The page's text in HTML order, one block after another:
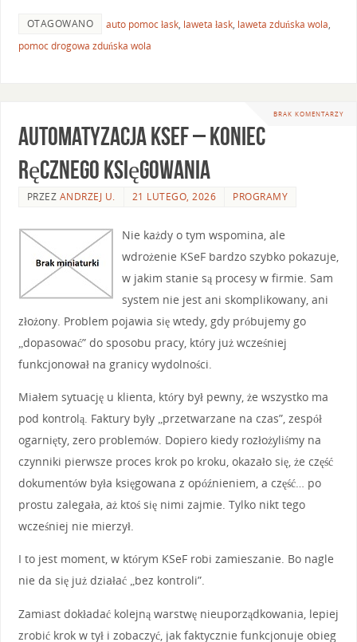
OTAGOWANO auto pomoc łask, laweta łask, laweta zduńska wola,
pomoc drogowa zduńska wola
BRAK KOMENTARZY
Automatyzacja KSeF – koniec
ręcznego księgowania
PRZEZ ANDRZEJ U. 21 LUTEGO, 2026 PROGRAMY
Nie każdy o tym wspomina, ale
wdrożenie KSeF bardzo szybko pokazuje,
w jakim stanie są procesy w firmie. Sam
system nie jest ani skomplikowany, ani
złożony. Problem pojawia się wtedy, gdy próbujemy go
„dopasować” do sposobu pracy, który już wcześniej
funkcjonował na granicy wydolności.
Miałem sytuację u klienta, który był pewny, że wszystko ma
pod kontrolą. Faktury były „przetwarzane na czas”, zespół
ogarnięty, zero problemów. Dopiero kiedy rozłożyliśmy na
czynniki pierwsze proces krok po kroku, okazało się, że część
dokumentów była księgowana z opóźnieniem, a część… po
prostu zalegała, aż ktoś się nimi zajmie. Tylko nikt tego
wcześniej nie mierzył.
I to jest moment, w którym KSeF robi zamieszanie. Bo nagle
nie da się już działać „bez kontroli”.
Zamiast dokładać kolejną warstwę nieuporządkowania, lepiej
zrobić krok w tył i zobaczyć, jak faktycznie funkcjonuje obieg